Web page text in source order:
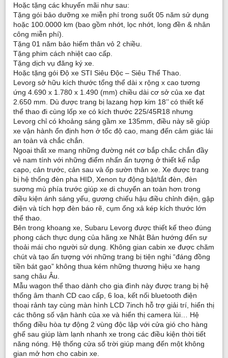
Hoặc tặng các khuyến mãi như sau:
Tặng gói bảo dưỡng xe miễn phí trong suốt 05 năm sử dụng
hoặc 100.0000 km (bao gồm nhớt, lọc nhớt, long đền & nhân
công miễn phí).
Tặng 01 năm bảo hiểm thân vỏ 2 chiều.
Tặng phim cách nhiệt cao cấp.
Tặng dịch vụ đăng ký xe.
Hoặc tặng gói Độ xe STI Siêu Độc – Siêu Thể Thao.
Levorg sở hữu kích thước tổng thể dài x rộng x cao tương
ứng 4.690 x 1.780 x 1.490 (mm) chiều dài cơ sở của xe đạt
2.650 mm. Dù được trang bị lazang hợp kim 18’’ có thiết kế
thể thao đi cùng lốp xe có kích thước 225/45R18 nhưng
Levorg chỉ có khoảng sáng gầm xe 135mm, điều này sẽ giúp
xe vận hành ổn định hơn ở tốc độ cao, mang đến cảm giác lái
an toàn và chắc chắn.
Ngoại thất xe mang những đường nét cơ bắp chắc chắn đầy
vẻ nam tính với những điểm nhấn ấn tượng ở thiết kế nắp
capo, cản trước, cản sau và ốp sườn thân xe. Xe được trang
bị hệ thống đèn pha HID, Xenon tự động bật/tắt đèn, đèn
sương mù phía trước giúp xe di chuyển an toàn hơn trong
điều kiện ánh sáng yếu, gương chiếu hậu điều chỉnh điện, gập
điện và tích hợp đèn báo rẽ, cụm ống xả kép kích thước lớn
thể thao.
Bên trong khoang xe, Subaru Levorg được thiết kế theo đúng
phong cách thực dụng của hãng xe Nhật Bản hướng đến sự
thoải mái cho người sử dụng. Không gian cabin xe được chăm
chút và tạo ấn tượng với những trang bị tiện nghi “đáng đồng
tiền bát gạo” không thua kém những thương hiệu xe hạng
sang châu Âu.
Mẫu wagon thể thao dành cho gia đình này được trang bị hệ
thống âm thanh CD cao cấp, 6 loa, kết nối bluetooth điện
thoại rảnh tay cùng màn hình LCD 7inch hỗ trợ giải trí, hiển thị
các thông số vận hành của xe và hiển thị camera lùi… Hệ
thống điều hòa tự động 2 vùng độc lập với cửa gió cho hàng
ghế sau giúp làm lạnh nhanh xe trong các điều kiện thời tiết
năng nóng. Hệ thống cửa sổ trời giúp mang đến một không
gian mở hơn cho cabin xe.